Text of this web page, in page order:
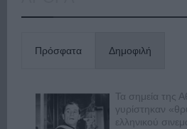
Πρόσφατα Δημοφιλή
Τα σημεία της
γυρίστηκαν
ελληνικού